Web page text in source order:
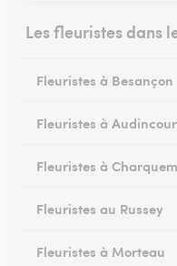
Les fleuristes dans
Fleuristes à Besançon
Fleuristes à
Fleuristes à
Fleuristes au Russey
Fleuristes à Morteau